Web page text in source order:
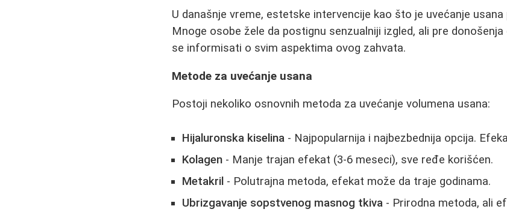
U današnje vreme, estetske intervencije kao što je uvećanje
Mnoge osobe žele da postignu senzualniji izgled, ali pre
se informisati o svim aspektima ovog zahvata.
Metode za uvećanje usana
Postoji nekoliko osnovnih metoda za uvećanje volumena usana:
Hijaluronska kiselina - Najpopularnija i najbezbednija opcija.
Kolagen - Manje trajan efekat (3-6 meseci), sve ređe korišćen.
Metakril - Polutrajna metoda, efekat može da traje godinama.
Ubrizgavanje sopstvenog masnog tkiva - Prirodna metoda, ali